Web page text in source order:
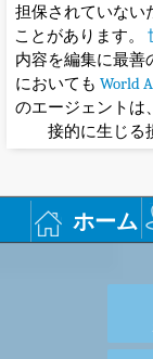
担保されていない
ことがあります。
内容を編集に最善
においても World
のエージェントは
接的に生じる
ホーム